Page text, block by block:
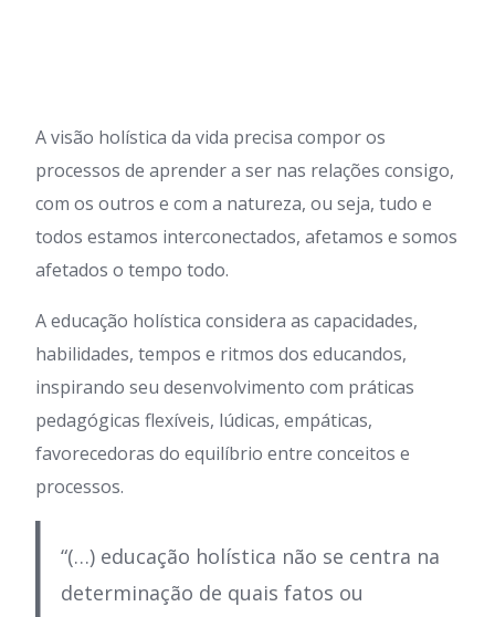
A visão holística da vida precisa compor os
processos de aprender a ser nas relações consigo,
com os outros e com a natureza, ou seja, tudo e
todos estamos interconectados, afetamos e somos
afetados o tempo todo.
A educação holística considera as capacidades,
habilidades, tempos e ritmos dos educandos,
inspirando seu desenvolvimento com práticas
pedagógicas flexíveis, lúdicas, empáticas,
favorecedoras do equilíbrio entre conceitos e
processos.
“(…) educação holística não se centra na
determinação de quais fatos ou